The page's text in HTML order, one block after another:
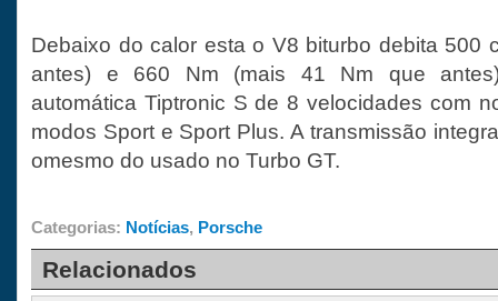
Debaixo do calor esta o V8 biturbo debita 500
antes) e 660 Nm (mais 41 Nm que
automática Tiptronic S de 8 velocidades com
modos Sport e Sport Plus. A transmissão
omesmo do usado no Turbo GT.
Categorias: Notícias, Porsche
Relacionados